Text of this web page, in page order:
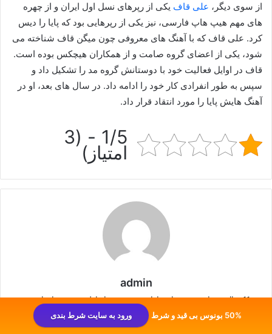
از سوی دیگر، علی قاف یکی از رپرهای نسل اول ایران و از چهره‌
های مهم هیپ‌ هاپ فارسی، نیز یکی از رپرهایی بود که پایا را دیس
کرد. علی قاف که با آهنگ‌ های معروفی چون میگن قاف شناخته می‌
شود، یکی از اعضای گروه صامت و از همکاران هیچکس بوده است.
قاف در اوایل فعالیت خود با دوستانش گروه مد را تشکیل داد و
سپس به طور انفرادی کار خود را ادامه داد. در سال‌ های بعد، او در
آهنگ‌ هایش پایا را مورد انتقاد قرار داد.
1/5 - (3
امتیاز)
admin
11 سال خدمات بهینه سازی ارائه می دهم و از اولین بهینه سازهای وب
فارسی در زمینه بازی ها و ترفندهایشان هستم.
وبسایت
50% بونوس بی قید و شرط ورود به سایت شرط بندی